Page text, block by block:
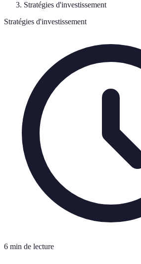
Stratégies d'investissement
Stratégies d'investissement
6 min de lecture